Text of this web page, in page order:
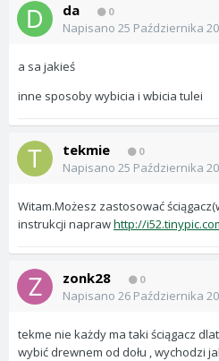
da 0
Napisano 25 Października
a sa jakieś
inne sposoby wybicia i wbicia tulei
tekmie 0
Napisano 25 Października
Witam.Możesz zastosować
instrukcji naprawhttp://
zonk28 0
Napisano 26 Października
tekme nie każdy ma taki ściągacz
wybić drewnem od dołu , wychodzi